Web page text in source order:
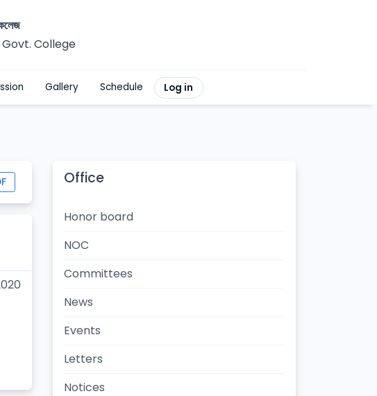
College
Gallery Schedule Log in
Office
Honor board
NOC
Committees
News
Events
Letters
Notices